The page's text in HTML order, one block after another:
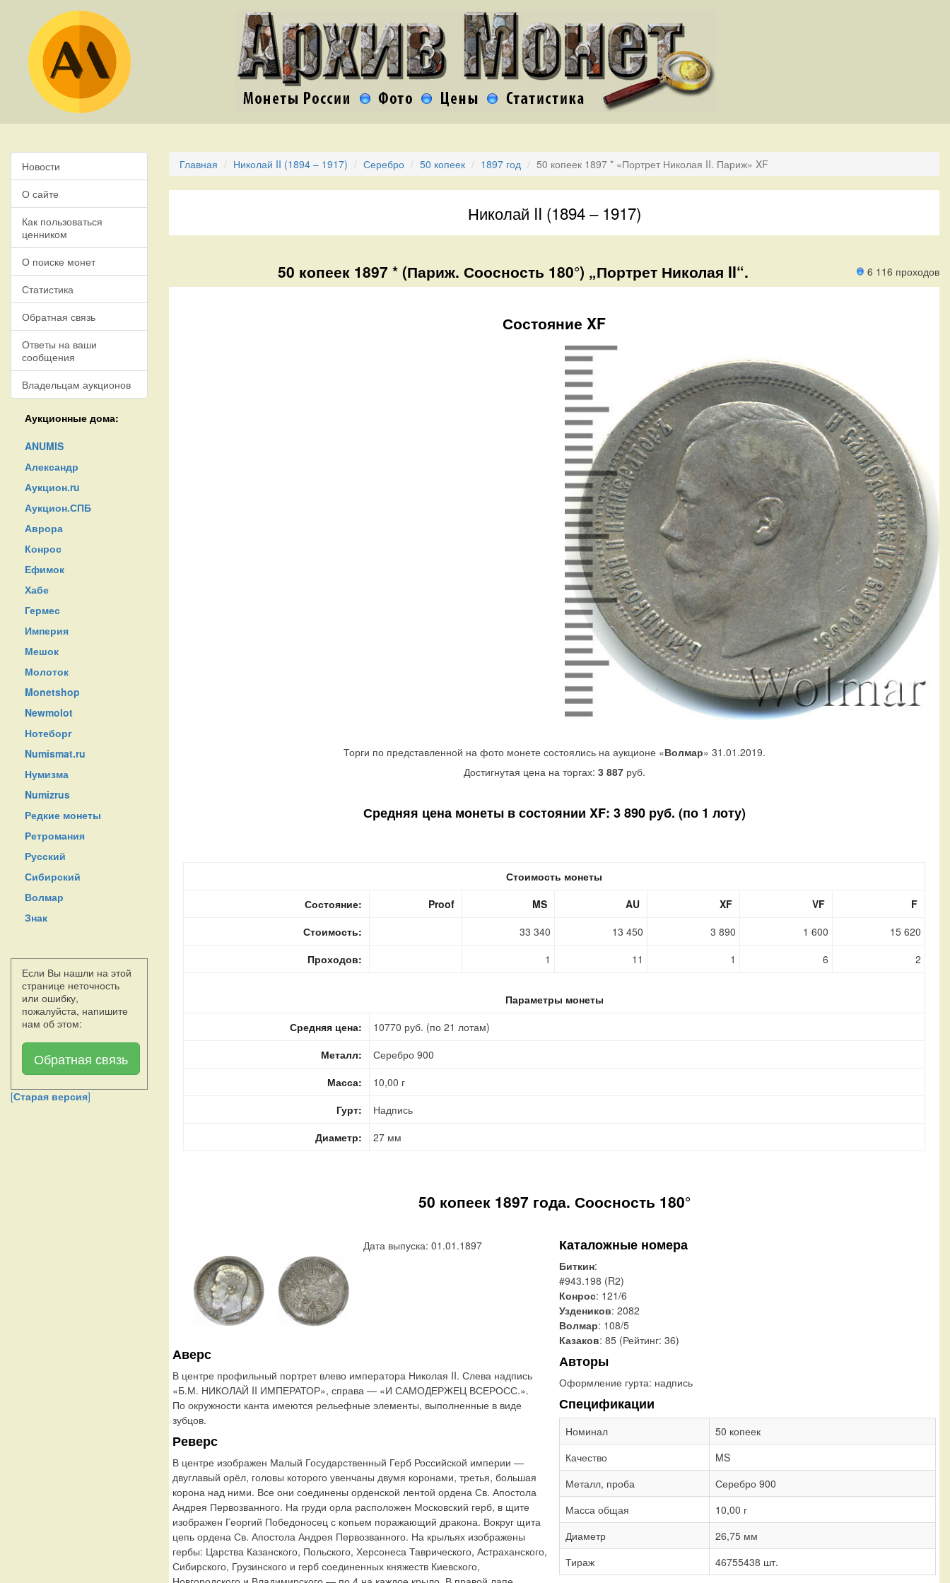
Новости
О сайте
Как пользоваться
ценником
О поиске монет
Статистика
Обратная связь
Ответы на ваши
сообщения
Владельцам аукционов
Аукционные дома:
ANUMIS
Александр
Аукцион.ru
Аукцион.СПБ
Аврора
Конрос
Ефимок
Хабе
Гермес
Империя
Мешок
Молоток
Monetshop
Newmolot
Нотеборг
Numismat.ru
Нумизма
Numizrus
Редкие монеты
Ретромания
Русский
Сибирский
Волмар
Знак
Если Вы нашли на этой
странице неточность
или ошибку,
пожалуйста, напишите
нам об этом:
Обратная связь
[Старая версия]
Главная Николай II (1894 – 1917) Серебро 50 копеек 1897 год 50 копеек 1897 * «Портрет Николая II. Париж» XF
Николай II (1894 – 1917)
6 116 проходов
50 копеек 1897 * (Париж. Соосность 180°) „Портрет Николая II“.
Состояние XF
Торги по представленной на фото монете состоялись на аукционе «Волмар» 31.01.2019.
Достигнутая цена на торгах: 3 887руб.
Средняя цена монеты в состоянии XF: 3 890 руб. (по 1 лоту)
Стоимость монеты
Состояние:
Proof MS AU XF VF
F
Стоимость:
33 340 13 450 3 890 1 600
15 620
Проходов:
1 11 1 6 2
Параметры монеты
Средняя цена:
10770 руб. (по 21 лотам)
Металл:
Серебро 900
Масса:
10,00 г
Гурт:
Надпись
Диаметр:
27 мм
50 копеек 1897 года. Соосность 180°
Дата выпуска: 01.01.1897
Аверс
В центре профильный портрет влево императора Николая II. Слева надпись
«Б.М. НИКОЛАЙ II ИМПЕРАТОР», справа — «И САМОДЕРЖЕЦ ВСЕРОСС.».
По окружности канта имеются рельефные элементы, выполненные в виде
зубцов.
Реверс
В центре изображен Малый Государственный Герб Российской империи —
двуглавый орёл, головы которого увенчаны двумя коронами, третья, большая
корона над ними. Все они соединены орденской лентой ордена Св. Апостола
Андрея Первозванного. На груди орла расположен Московский герб, в щите
изображен Георгий Победоносец с копьем поражающий дракона. Вокруг щита
цепь ордена Св. Апостола Андрея Первозванного. На крыльях изображены
гербы: Царства Казанского, Польского, Херсонеса Таврического, Астраханского,
Сибирского, Грузинского и герб соединенных княжеств Киевского,
Каталожные номера
Биткин:
#943.198 (R2)
Конрос: 121/6
Уздеников: 2082
Волмар: 108/5
Казаков: 85 (Рейтинг: 36)
Авторы
Оформление гурта: надпись
Спецификации
Номинал
50 копеек
Качество
MS
Металл, проба
Серебро 900
Масса общая
10,00 г
Диаметр
26,75 мм
Тираж
46755438 шт.